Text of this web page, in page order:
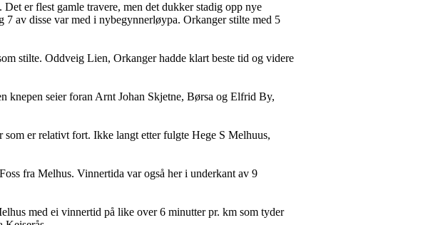
er flest gamle travere, men det dukker stadig opp nye
7 av disse var med i nybegynnerløypa. Orkanger stilte med 5
stilte. Oddveig Lien, Orkanger hadde klart beste tid og videre
seier foran Arnt Johan Skjetne, Børsa og Elfrid By,
er relativt fort. Ikke langt etter fulgte Hege S Melhuus,
fra Melhus. Vinnertida var også her i underkant av 9
med ei vinnertid på like over 6 minutter pr. km som tyder